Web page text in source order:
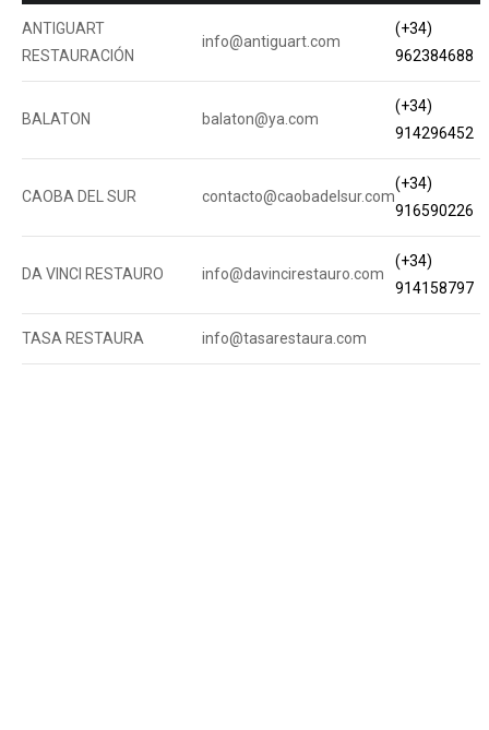
ANTIGUART
RESTAURACIÓN
info@antiguart.com
(+34)
962384688
BALATON balaton@ya.com
(+34)
914296452
CAOBA DEL SUR contacto@caobadelsur.com
(+34)
916590226
DA VINCI RESTAURO info@davincirestauro.com
(+34)
914158797
TASA RESTAURA info@tasarestaura.com